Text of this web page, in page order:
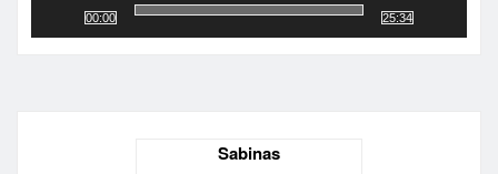
00:00 25:34
Sabinas